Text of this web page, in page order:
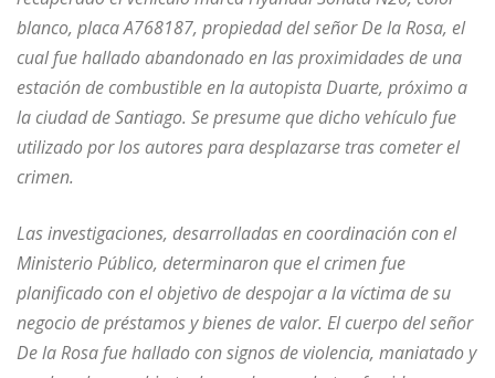
blanco, placa A768187, propiedad del señor De la Rosa, el
cual fue hallado abandonado en las proximidades de una
estación de combustible en la autopista Duarte, próximo a
la ciudad de Santiago. Se presume que dicho vehículo fue
utilizado por los autores para desplazarse tras cometer el
crimen.
Las investigaciones, desarrolladas en coordinación con el
Ministerio Público, determinaron que el crimen fue
planificado con el objetivo de despojar a la víctima de su
negocio de préstamos y bienes de valor. El cuerpo del señor
De la Rosa fue hallado con signos de violencia, maniatado y